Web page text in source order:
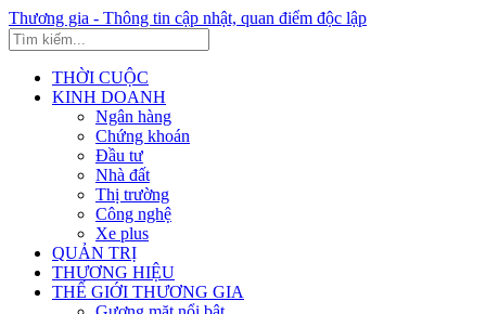
Thương gia - Thông tin cập nhật, quan điểm độc lập
THỜI CUỘC
KINH DOANH
Ngân hàng
Chứng khoán
Đầu tư
Nhà đất
Thị trường
Công nghệ
Xe plus
QUẢN TRỊ
THƯƠNG HIỆU
THẾ GIỚI THƯƠNG GIA